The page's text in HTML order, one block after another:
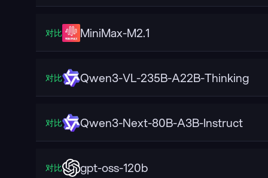
对比 MiniMax-M2.1
对比 Qwen3-VL-235B-A22B-Thinking
对比 Qwen3-Next-80B-A3B-Instruct
对比 gpt-oss-120b